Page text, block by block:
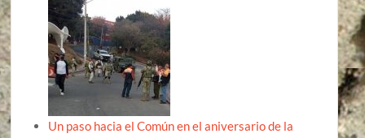
Un paso hacia el Común en el aniversario de la